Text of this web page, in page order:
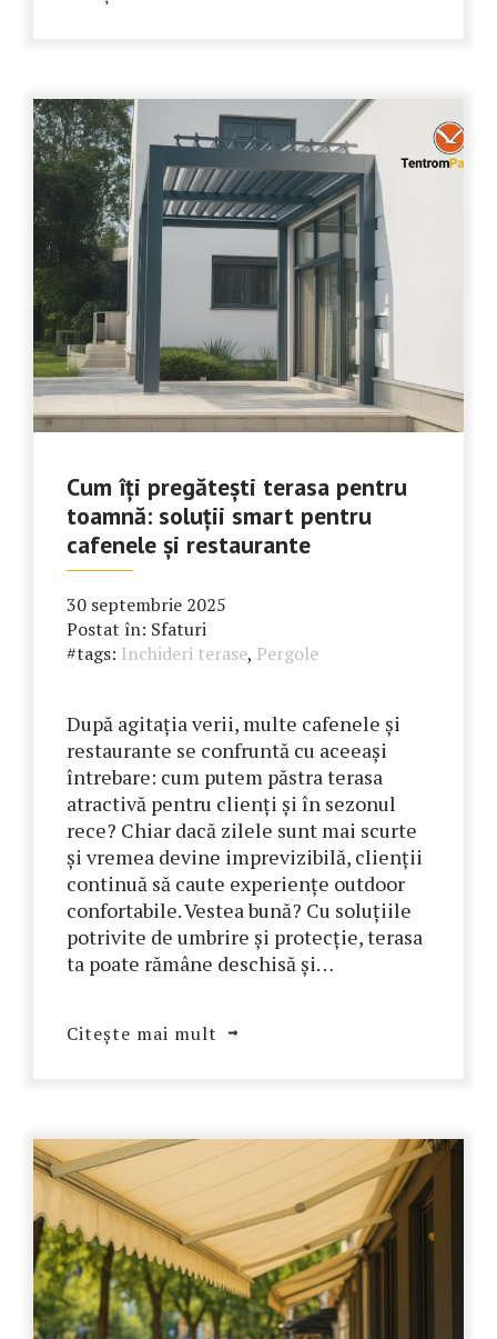
Cum îți pregătești terasa pentru
toamnă: soluții smart pentru
cafenele și restaurante
30 septembrie 2025
Postat în: Sfaturi
#tags: Inchideri terase, Pergole
După agitația verii, multe cafenele și
restaurante se confruntă cu aceeași
întrebare: cum putem păstra terasa
atractivă pentru clienți și în sezonul
rece? Chiar dacă zilele sunt mai scurte
și vremea devine imprevizibilă, clienții
continuă să caute experiențe outdoor
confortabile. Vestea bună? Cu soluțiile
potrivite de umbrire și protecție, terasa
ta poate rămâne deschisă și…
Citește mai mult